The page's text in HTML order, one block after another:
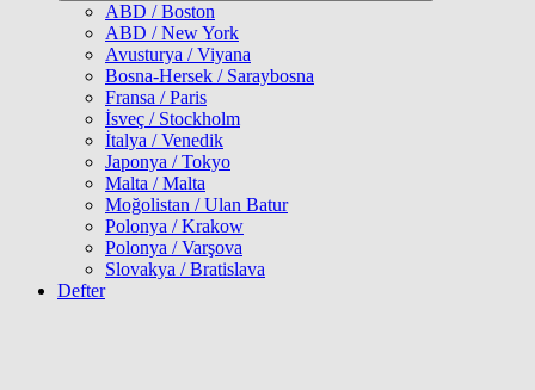
ABD / Boston
ABD / New York
Avusturya / Viyana
Bosna-Hersek / Saraybosna
Fransa / Paris
İsveç / Stockholm
İtalya / Venedik
Japonya / Tokyo
Malta / Malta
Moğolistan / Ulan Batur
Polonya / Krakow
Polonya / Varşova
Slovakya / Bratislava
Defter